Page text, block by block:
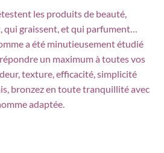
les produits de beauté,
graissent, et qui parfument…
a été minutieusement étudié
un maximum à toutes vos
texture, efficacité, simplicité
bronzez en toute tranquillité avec
adaptée.